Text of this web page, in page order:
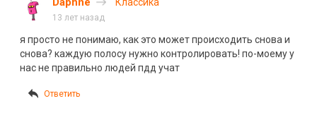
13 лет назад
я просто не понимаю, как это может происходить снова и
снова? каждую полосу нужно контролировать! по-моему у
нас не правильно людей пдд учат
Ответить